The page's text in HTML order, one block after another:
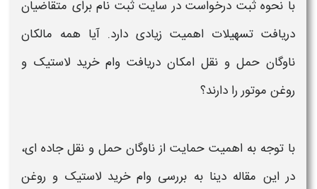
با نحوه ثبت درخواست در سایت ثبت نام برای متقاضیان
دریافت تسهیلات اهمیت زیادی دارد. آیا همه مالکان
ناوگان حمل و نقل امکان دریافت وام خرید لاستیک و
روغن موتوررا دارند؟
با توجه به اهمیت حمایت از ناوگان حمل و نقل جاده ای،
در این مقاله دینا به بررسی وام خرید لاستیک و روغن